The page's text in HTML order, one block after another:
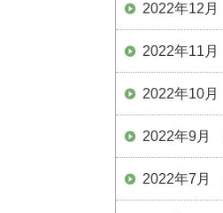
2022年12月
2022年11月
2022年10月
2022年9月
2022年7月